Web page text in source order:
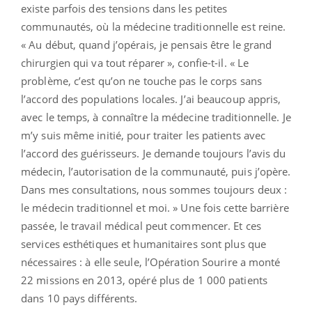
existe parfois des tensions dans les petites
communautés, où la médecine traditionnelle est reine.
« Au début, quand j’opérais, je pensais être le grand
chirurgien qui va tout réparer », confie-t-il. « Le
problème, c’est qu’on ne touche pas le corps sans
l’accord des populations locales. J’ai beaucoup appris,
avec le temps, à connaître la médecine traditionnelle. Je
m’y suis même initié, pour traiter les patients avec
l’accord des guérisseurs. Je demande toujours l’avis du
médecin, l’autorisation de la communauté, puis j’opère.
Dans mes consultations, nous sommes toujours deux :
le médecin traditionnel etmoi. » Une fois cette barrière
passée, le travail médical peut commencer. Et ces
services esthétiques et humanitaires sont plus que
nécessaires : à elle seule, l’Opération Sourire a monté
22 missions en 2013, opéré plus de 1 000 patients
dans 10 pays différents.